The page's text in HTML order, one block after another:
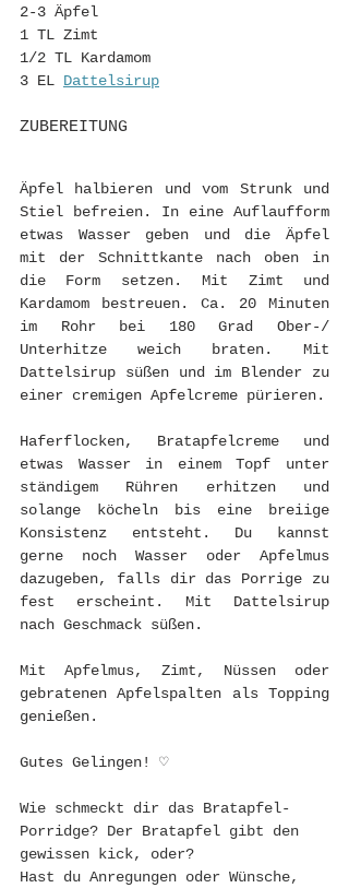
2-3 Äpfel
1 TL Zimt
1/2 TL Kardamom
3 EL Dattelsirup
ZUBEREITUNG
Äpfel halbieren und vom Strunk und
Stiel befreien. In eine Auflaufform
etwas Wasser geben und die Äpfel
mit der Schnittkante nach oben in
die Form setzen. Mit Zimt und
Kardamom bestreuen. Ca. 20 Minuten
im Rohr bei 180 Grad Ober-/
Unterhitze
weich braten. Mit
Dattelsirup süßen und im Blender zu
Haferflocken, Bratapfelcreme und
etwas Wasser in einem Topf unter
ständigem Rühren erhitzen und
solange köcheln bis eine breiige
Konsistenz entsteht. Du kannst
gerne noch Wasser oder Apfelmus
dazugeben, falls dir das Porrige zu
fest erscheint. Mit Dattelsirup
nach Geschmack süßen.
Mit Apfelmus, Zimt, Nüssen oder
gebratenen Apfelspalten als Topping
genießen.
Gutes Gelingen! ♡
Wie schmeckt dir das Bratapfel-
Porridge? Der Bratapfel gibt den
gewissen kick, oder?
Hast du Anregungen oder Wünsche,